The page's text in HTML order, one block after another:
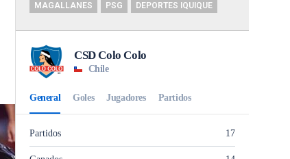
MAGALLANES
PSG DEPORTES IQUIQUE